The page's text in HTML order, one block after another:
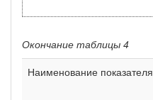
Окончание таблицы 4
Наименование показателя